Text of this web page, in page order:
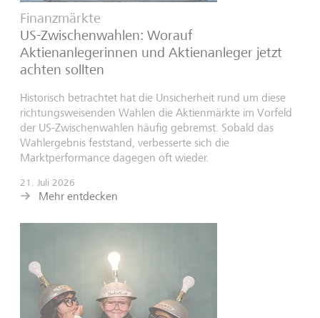
Finanzmärkte
US-Zwischenwahlen: Worauf
Aktienanlegerinnen und Aktienanleger jetzt
achten sollten
Historisch betrachtet hat die Unsicherheit rund um diese
richtungsweisenden Wahlen die Aktienmärkte im Vorfeld
der US-Zwischenwahlen häufig gebremst. Sobald das
Wahlergebnis feststand, verbesserte sich die
Marktperformance dagegen oft wieder.
21. Juli 2026
Mehr entdecken